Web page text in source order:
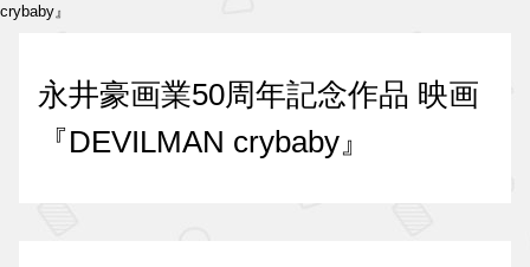
crybaby』
永井豪画業50周年記念作品 映画
『DEVILMAN crybaby』